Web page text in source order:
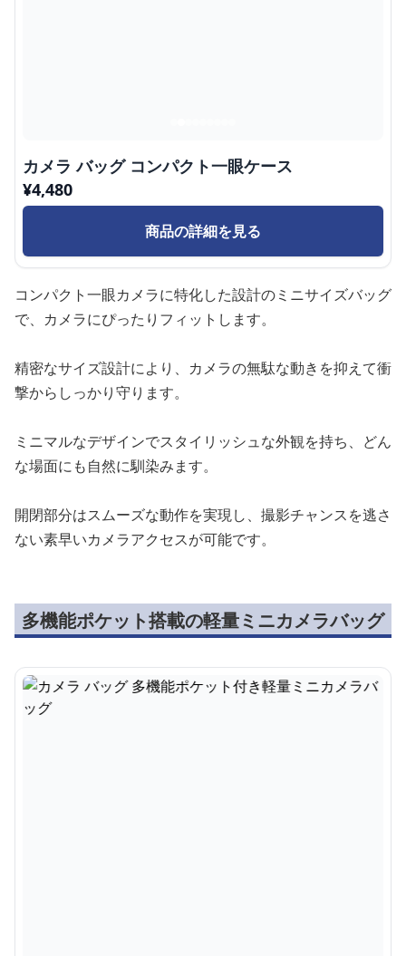
カメラ バッグ コンパクト一眼ケース
¥4,480
商品の詳細を見る
コンパクト一眼カメラに特化した設計のミニサイズバッグ
で、カメラにぴったりフィットします。
精密なサイズ設計により、カメラの無駄な動きを抑えて衝
撃からしっかり守ります。
ミニマルなデザインでスタイリッシュな外観を持ち、どん
な場面にも自然に馴染みます。
開閉部分はスムーズな動作を実現し、撮影チャンスを逃さ
ない素早いカメラアクセスが可能です。
多機能ポケット搭載の軽量ミニカメラバッグ